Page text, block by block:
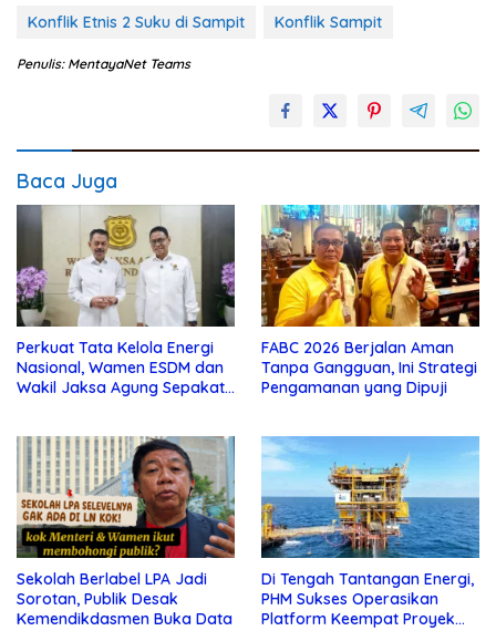
Konflik Etnis 2 Suku di Sampit Konflik Sampit
Penulis: MentayaNet Teams
Baca Juga
Perkuat Tata Kelola Energi
Nasional, Wamen ESDM dan
Wakil Jaksa Agung Sepakat
FABC 2026 Berjalan Aman
Tanpa Gangguan, Ini Strategi
Pengamanan yang Dipuji
Sekolah Berlabel LPA Jadi
Sorotan, Publik Desak
Kemendikdasmen Buka Data
Di Tengah Tantangan Energi,
PHM Sukses Operasikan
Platform Keempat Proyek